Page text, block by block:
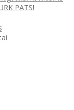
PATS!